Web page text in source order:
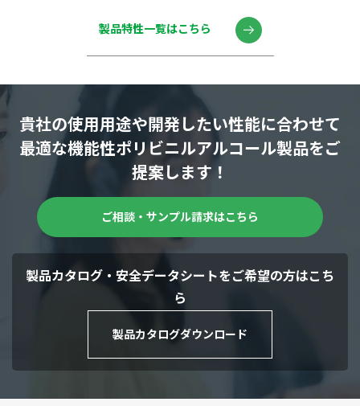
製品特性一覧はこちら
貴社の使用用途や開発したい性能に合わせて
最適な機能性ポリビニルアルコール製品をご
提案します！
ご相談・サンプル請求はこちら
製品カタログ・安全データシートをご希望の方はこち
ら
製品カタログダウンロード